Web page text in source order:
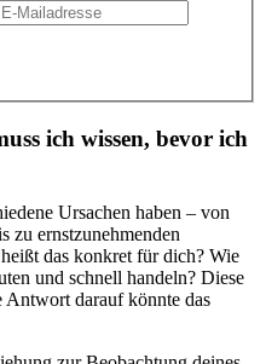
ich wissen, bevor ich
Ursachen haben – von
zu ernstzunehmenden
das konkret für dich? Wie
und schnell handeln? Diese
Antwort darauf könnte das